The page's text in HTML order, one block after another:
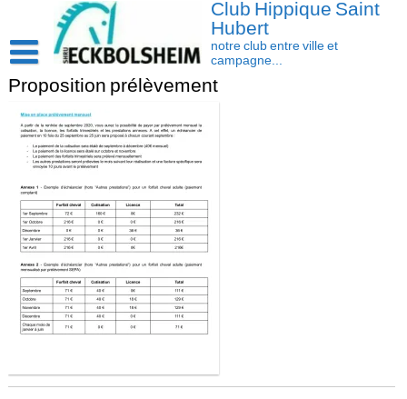
Club Hippique Saint
Hubert
notre club entre ville et
campagne...
Accueil
Saison 2026-2027
Les actus
Cavasoft client
Présentation
L’équipe
Les installations
La cavalerie : Les chevaux et les poneys
Activités
Disciplines
Compétition
Contact/accès
Proposition prélèvement